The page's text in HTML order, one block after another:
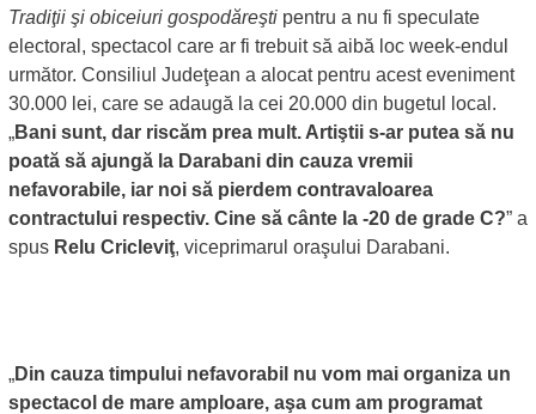
Tradiţii şi obiceiuri gospodăreştipentru a nu fi speculate
electoral, spectacol care ar fi trebuit să aibă loc week-endul
următor. Consiliul Judeţean a alocat pentru acest eveniment
30.000 lei, care se adaugă la cei 20.000 din bugetul local.
„Bani sunt, dar riscăm prea mult. Artiştii s-ar putea să nu
poată să ajungă la Darabani din cauza vremii
nefavorabile, iar noi să pierdem contravaloarea
contractului respectiv. Cine să cânte la -20 de grade C?” a
spus Relu Cricleviţ, viceprimarul oraşului Darabani.
„Din cauza timpului nefavorabil nu vom mai organiza un
spectacol de mare amploare, aşa cum am programat